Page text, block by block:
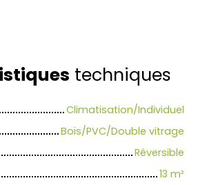
techniques
Climatisation/Individuel
Bois/PVC/Double vitrage
Réversible
13 m²